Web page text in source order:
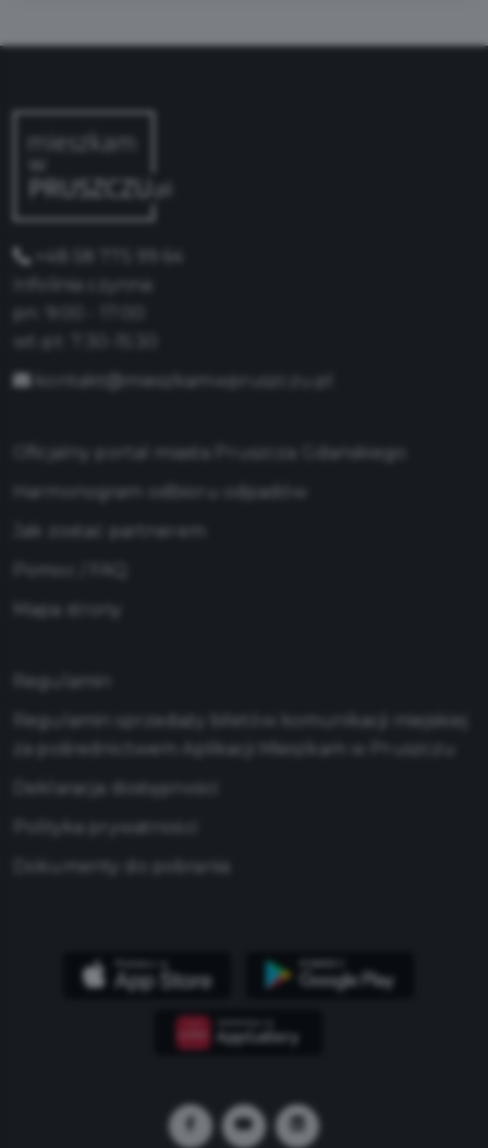
+48 58 775 99 64
Infolinia czynna:
kontakt@mieszkamwpruszczu.pl
Oficjalny portal miasta Pruszcza Gdańskiego
Harmonogram odbioru odpadów
Jak zostać partnerem
Mapa strony
Regulamin
Regulamin sprzedaży biletów komunikacji miejskiej
za pośrednictwem Aplikacji Mieszkam w Pruszczu
Deklaracja dostępności
Polityka prywatności
Dokumenty do pobrania